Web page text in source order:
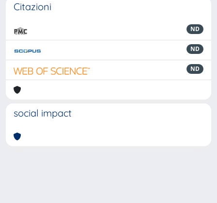
Citazioni
ND
ND
ND
social impact